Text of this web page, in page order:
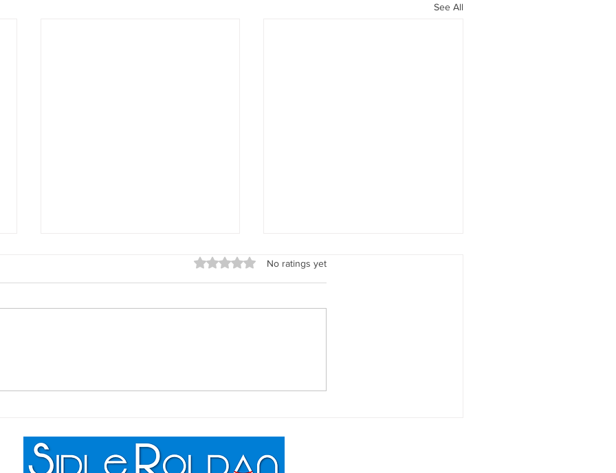
See All
Que Necesitas Saber •
Need to Know
Evitarlos • Common Mistakes
Rated 0 out of 5 stars.
No ratings yet